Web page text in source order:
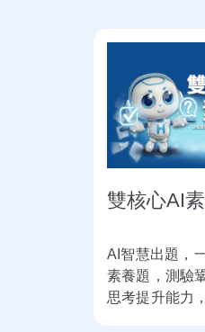
雙核心AI
AI智慧出題，
素養題，測驗
思考提升能力